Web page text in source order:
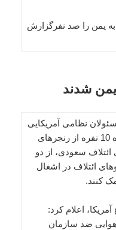
به یمن را صد نفرگزارش
یمن شدند
نظامی آمریکایی
به این روزنامه خبر دادند که یک گروه 10 نفره از رنجرهای
ائتلاف سعودی، از دو
ائتلاف در اشغال
کنند.
اعلام کرد:
هوایی ضد سازمان